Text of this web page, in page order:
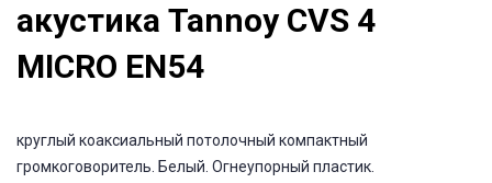
акустика Tannoy CVS 4
MICRO EN54
круглый коаксиальный потолочный компактный
громкоговоритель. Белый. Огнеупорный пластик.